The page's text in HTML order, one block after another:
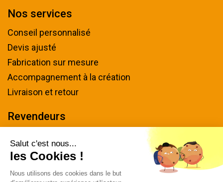
Nos services
Conseil personnalisé
Devis ajusté
Fabrication sur mesure
Accompagnement à la création
Livraison et retour
Revendeurs
Nous contacter
Tel : 04 94 48 50 57
Salut c'est nous...
les Cookies !
Nous utilisons des cookies dans le but